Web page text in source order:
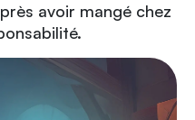
avoir mangé chez